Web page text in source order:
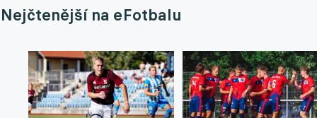
Nejčtenější na eFotbalu